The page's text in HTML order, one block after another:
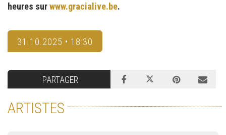
heures surwww.gracialive.be.
31.10.2025 • 18:30
PARTAGER
ARTISTES